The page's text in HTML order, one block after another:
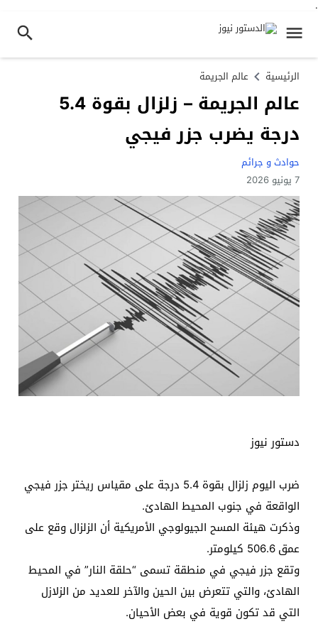
.
الرئيسية عالم الجريمة
عالم الجريمة – زلزال بقوة 5.4
درجة يضرب جزر فيجي
حوادث و جرائم
7 يونيو 2026
دستور نيوز
ضرب اليوم زلزال بقوة 5.4 درجة على مقياس ريختر جزر فيجي
الواقعة في جنوب المحيط الهادئ.
وذكرت هيئة المسح الجيولوجي الأمريكية أن الزلزال وقع على
عمق 506.6 كيلومتر.
وتقع جزر فيجي في منطقة تسمى “حلقة النار” في المحيط
الهادئ، والتي تتعرض بين الحين والآخر للعديد من الزلازل
التي قد تكون قوية في بعض الأحيان.